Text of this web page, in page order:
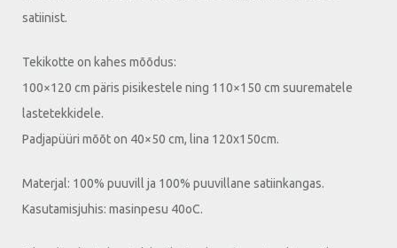
satiinist.
Tekikotte on kahes mõõdus:
100×120 cm päris pisikestele ning 110×150 cm suurematele
lastetekkidele.
Padjapüüri mõõt on 40×50 cm, lina 120x150cm.
Materjal: 100% puuvill ja 100% puuvillane satiinkangas.
Kasutamisjuhis: masinpesu 40oC.